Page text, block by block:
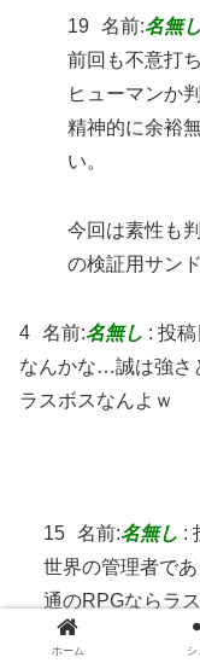
19 名前:名無し
前回も不意打
ヒューマンか
精神的に余裕
い。
今回は素性も
の検証用サン
4 名前:名無し : 投
なんかな…誠は強さ
ラスボスなんよｗ
15 名前:名無し :
世界の管理者で
通のRPGならラ
い
ホーム シ